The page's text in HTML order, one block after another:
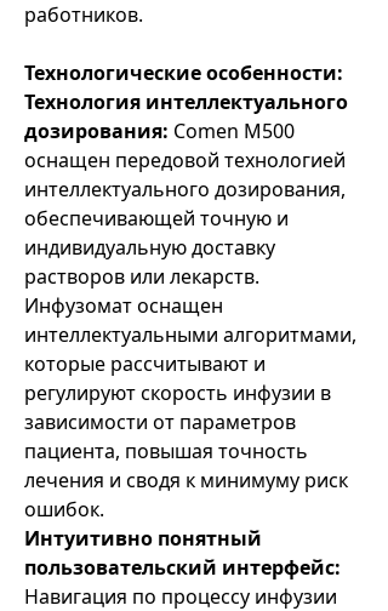
работников.
Технологические особенности:
Технология интеллектуального
дозирования: Comen M500
оснащен передовой технологией
интеллектуального дозирования,
обеспечивающей точную и
индивидуальную доставку
растворов или лекарств.
Инфузомат оснащен
интеллектуальными алгоритмами,
которые рассчитывают и
регулируют скорость инфузии в
зависимости от параметров
пациента, повышая точность
лечения и сводя к минимуму риск
ошибок.
Интуитивно понятный
пользовательский интерфейс:
Навигация по процессу инфузии